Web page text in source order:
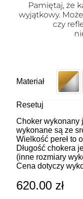
Pamiętaj, że
wyjątkowy.
czy
Materiał
Resetuj
Choker wykonany
wykonane są ze
Wielkość pereł to
Długość chokera
(inne rozmiary
Cena dotyczy
620.00 zł